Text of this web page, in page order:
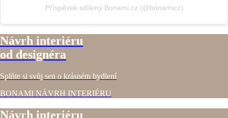
Příspěvek sdílený Bonami.cz (@bonamicz)
Návrh interiéru
od designéra
Splňte si svůj sen o krásném bydlení
BONAMI NÁVRH INTERIÉRU
Návrh interiéru